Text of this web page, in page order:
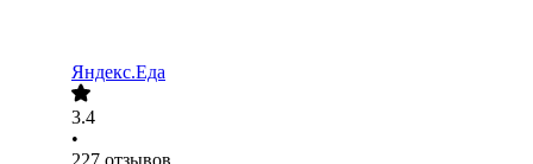
Яндекс.Еда
3.4
•